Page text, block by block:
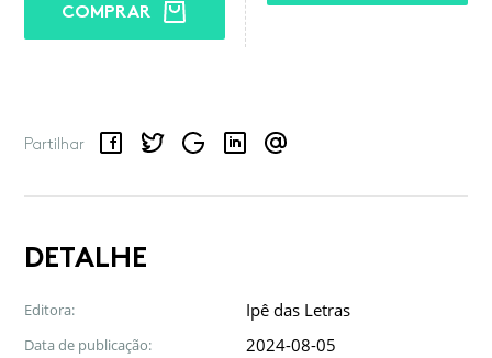
COMPRAR
Partilhar
FacebookTwitterGoogle LinkedInEmail
DETALHE
Editora: Ipê das Letras
Data de publicação: 2024-08-05